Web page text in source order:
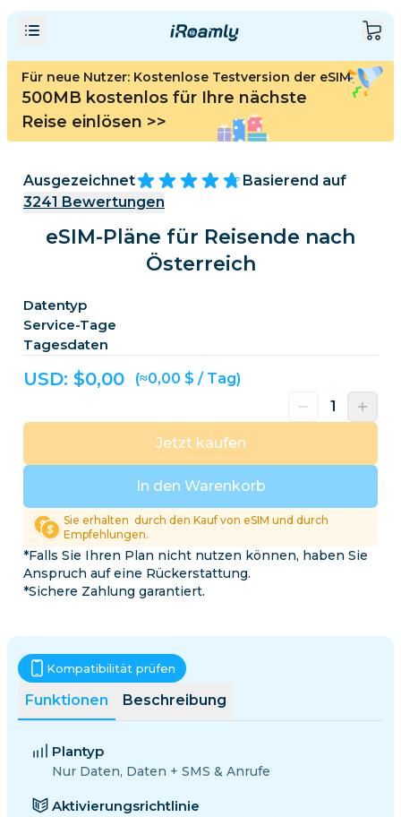
Für neue Nutzer: Kostenlose Testversion der eSIM
500MB kostenlos für Ihre nächste
Reise einlösen >>
Ausgezeichnet
Basierend auf
3241 Bewertungen
eSIM-Pläne für Reisende nach
Österreich
Datentyp
Service-Tage
Tagesdaten
USD: $0,00 (≈0,00 $ / Tag)
In den Warenkorb
Jetzt kaufen
Sie erhalten durch den Kauf von eSIM und durch
Empfehlungen.
*Falls Sie Ihren Plan nicht nutzen können, haben Sie
Anspruch auf eine Rückerstattung.
*Sichere Zahlung garantiert.
Funktionen Beschreibung
Kompatibilität prüfen
Plantyp
Nur Daten, Daten + SMS & Anrufe
Aktivierungsrichtlinie